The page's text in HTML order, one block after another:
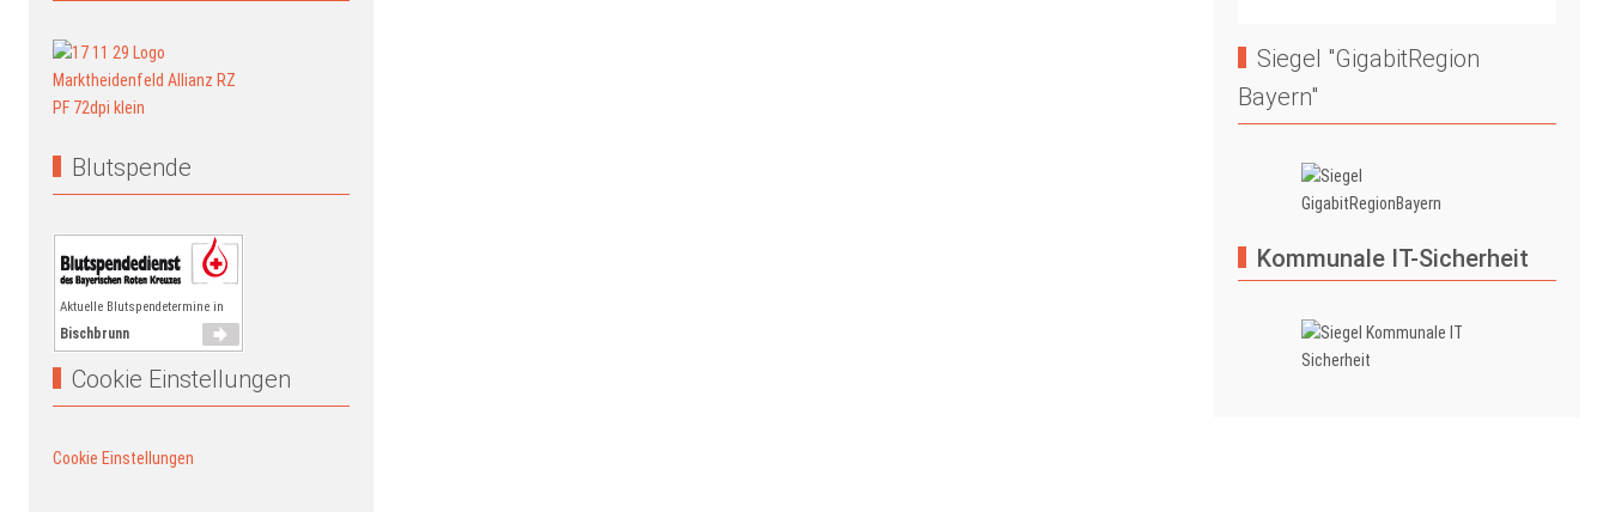
Blutspende
Aktuelle Blutspendetermine in
Bischbrunn
Cookie Einstellungen
Cookie Einstellungen
Siegel "GigabitRegion
Bayern"
Kommunale IT-Sicherheit